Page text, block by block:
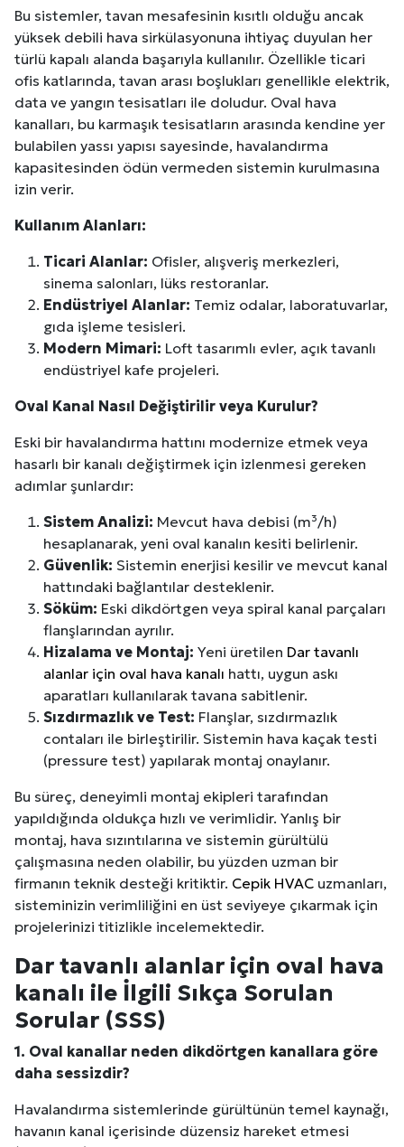
Bu sistemler, tavan mesafesinin kısıtlı olduğu ancak
yüksek debili hava sirkülasyonuna ihtiyaç duyulan her
türlü kapalı alanda başarıyla kullanılır. Özellikle ticari
ofis katlarında, tavan arası boşlukları genellikle elektrik,
data ve yangın tesisatları ile doludur. Oval hava
kanalları, bu karmaşık tesisatların arasında kendine yer
bulabilen yassı yapısı sayesinde, havalandırma
kapasitesinden ödün vermeden sistemin kurulmasına
izin verir.
Kullanım Alanları:
Ticari Alanlar: Ofisler, alışveriş merkezleri,
sinema salonları, lüks restoranlar.
Endüstriyel Alanlar: Temiz odalar, laboratuvarlar,
gıda işleme tesisleri.
Modern Mimari: Loft tasarımlı evler, açık tavanlı
endüstriyel kafe projeleri.
Oval Kanal Nasıl Değiştirilir veya Kurulur?
Eski bir havalandırma hattını modernize etmek veya
hasarlı bir kanalı değiştirmek için izlenmesi gereken
adımlar şunlardır:
Sistem Analizi: Mevcut hava debisi (m³/h)
hesaplanarak, yeni oval kanalın kesiti belirlenir.
Güvenlik: Sistemin enerjisi kesilir ve mevcut kanal
hattındaki bağlantılar desteklenir.
Söküm: Eski dikdörtgen veya spiral kanal parçaları
flanşlarından ayrılır.
Hizalama ve Montaj: Yeni üretilen Dar tavanlı
alanlar için oval hava kanalı hattı, uygun askı
aparatları kullanılarak tavana sabitlenir.
Sızdırmazlık ve Test: Flanşlar, sızdırmazlık
contaları ile birleştirilir. Sistemin hava kaçak testi
(pressure test) yapılarak montaj onaylanır.
Bu süreç, deneyimli montaj ekipleri tarafından
yapıldığında oldukça hızlı ve verimlidir. Yanlış bir
montaj, hava sızıntılarına ve sistemin gürültülü
çalışmasına neden olabilir, bu yüzden uzman bir
firmanın teknik desteği kritiktir. Cepik HVAC uzmanları,
sisteminizin verimliliğini en üst seviyeye çıkarmak için
projelerinizi titizlikle incelemektedir.
Dar tavanlı alanlar için oval hava
kanalı ile İlgili Sıkça Sorulan
Sorular (SSS)
1. Oval kanallar neden dikdörtgen kanallara göre
daha sessizdir?
Havalandırma sistemlerinde gürültünün temel kaynağı,
havanın kanal içerisinde düzensiz hareket etmesi